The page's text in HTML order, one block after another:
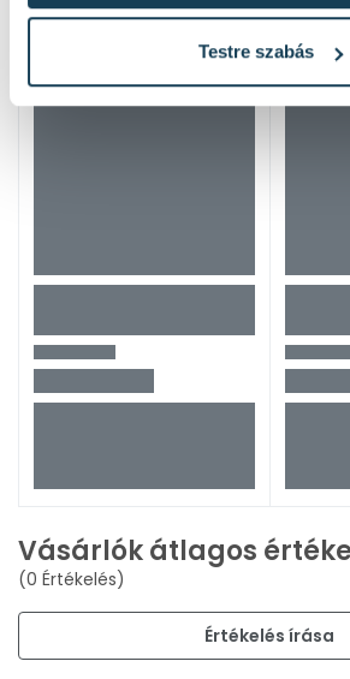
Testre szabás
Vásárlók átlagos
(0 Értékelés)
Értékelés írása